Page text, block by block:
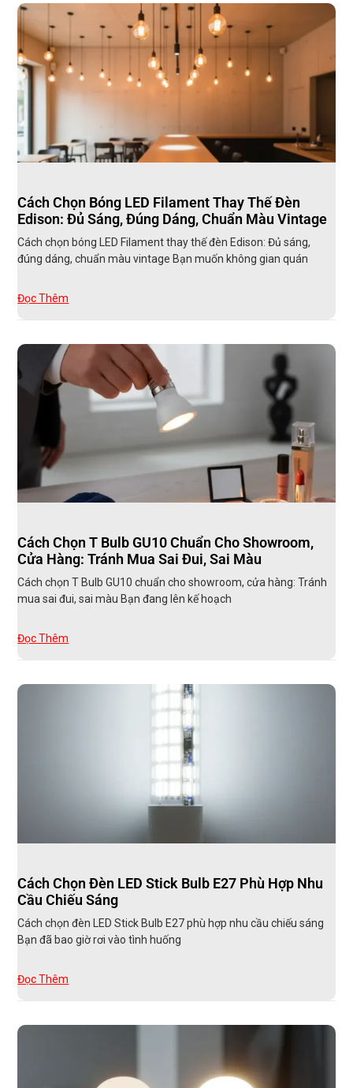
Cách Chọn Bóng LED Filament Thay Thế Đèn
Edison: Đủ Sáng, Đúng Dáng, Chuẩn Màu Vintage
Cách chọn bóng LED Filament thay thế đèn Edison: Đủ sáng,
đúng dáng, chuẩn màu vintage Bạn muốn không gian quán
Đọc Thêm
Cách Chọn T Bulb GU10 Chuẩn Cho Showroom,
Cửa Hàng: Tránh Mua Sai Đui, Sai Màu
Cách chọn T Bulb GU10 chuẩn cho showroom, cửa hàng: Tránh
mua sai đui, sai màu Bạn đang lên kế hoạch
Đọc Thêm
Cách Chọn Đèn LED Stick Bulb E27 Phù Hợp Nhu
Cầu Chiếu Sáng
Cách chọn đèn LED Stick Bulb E27 phù hợp nhu cầu chiếu sáng
Bạn đã bao giờ rơi vào tình huống
Đọc Thêm